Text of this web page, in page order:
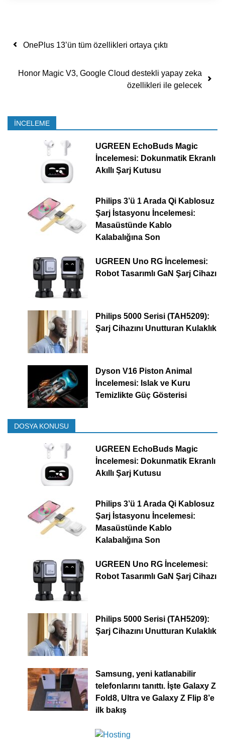
Yazı dolaşımı
OnePlus 13’ün tüm özellikleri ortaya çıktı
Honor Magic V3, Google Cloud destekli yapay zeka
özellikleri ile gelecek
İNCELEME
UGREEN EchoBuds Magic
İncelemesi: Dokunmatik Ekranlı
Akıllı Şarj Kutusu
Philips 3’ü 1 Arada Qi Kablosuz
Şarj İstasyonu İncelemesi:
Masaüstünde Kablo
Kalabalığına Son
UGREEN Uno RG İncelemesi:
Robot Tasarımlı GaN Şarj Cihazı
Philips 5000 Serisi (TAH5209):
Şarj Cihazını Unutturan Kulaklık
Dyson V16 Piston Animal
İncelemesi: Islak ve Kuru
Temizlikte Güç Gösterisi
DOSYA KONUSU
UGREEN EchoBuds Magic
İncelemesi: Dokunmatik Ekranlı
Akıllı Şarj Kutusu
Philips 3’ü 1 Arada Qi Kablosuz
Şarj İstasyonu İncelemesi:
Masaüstünde Kablo
Kalabalığına Son
UGREEN Uno RG İncelemesi:
Robot Tasarımlı GaN Şarj Cihazı
Philips 5000 Serisi (TAH5209):
Şarj Cihazını Unutturan Kulaklık
Samsung, yeni katlanabilir
telefonlarını tanıttı. İşte Galaxy Z
Fold8, Ultra ve Galaxy Z Flip 8’e
ilk bakış